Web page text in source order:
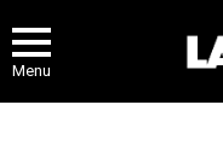
Menu